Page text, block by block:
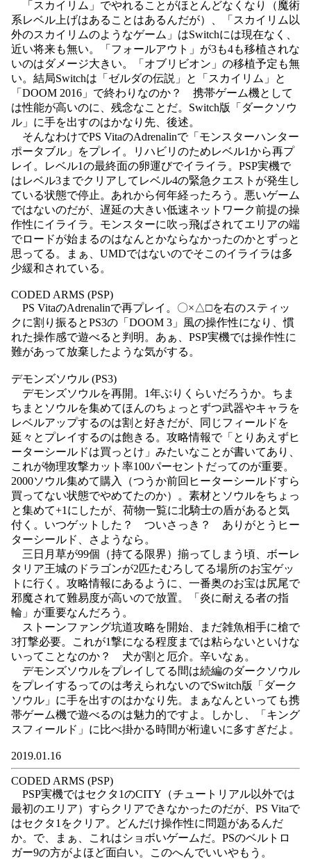
「スカイリム」でやれることがほとんどなくなり（魔術
系レベル上げはあることはあるんだが）、「スカイリム以
外のスカイリムのようなゲーム」はSwitchには現在なく、
近い将来も無い。「フォールアウト」が3も4も移植されな
いのはダメージ大きい。「オブリビオン」の移植予定も無
い。結局Switchは「ゼルダの伝説」と「スカイリム」と
「DOOM 2016」で終わりなのか？ 携帯ゲーム機として
は性能が高いのに、残念なことだ。Switch版「ダークソウ
ル」に手を出すのはかなり先、後述。
そんなわけでPS VitaのAdrenalinで「モンスターハンター
ポータブル」をプレイ。リハビリのためレベル1から再プ
レイ。レベル1の最終面の卵運びでイライラ。PSP実機で
はレベル3までクリアしてレベル4の緊急クエストが発生し
ている状態で停止。あれから何年経ったろう。悪いゲーム
ではないのだが、遅延の大きい低速ネットワーク前提の操
作性にイライラ。モンスターに吹っ飛ばされてエリアの端
でロードが始まるのはなんとかならなかったのかとずっと
思ってる。まぁ、UMDではないのでそこのイライラは多
少緩和されている。
CODED ARMS (PSP)
PS VitaのAdrenalinで再プレイ。〇×△□を右のスティッ
クに割り振るとPS3の「DOOM 3」風の操作性になり、慣
れた操作感で遊べると判明。あぁ、PSP実機では操作性に
難があって放棄したような気がする。
デモンズソウル (PS3)
デモンズソウルを再開。1年ぶりくらいだろうか。ちま
ちまとソウルを集めてほんのちょっとずつ武器やキャラを
レベルアップするのは割と好きだが、同じフィールドを
延々とプレイするのは飽きる。攻略情報で「とりあえずヒ
ーターシールドは買っとけ」みたいなことが書いてあり、
これが物理攻撃カット率100パーセントだってのが重要。
2000ソウル集めて購入（つうか前回ヒーターシールドすら
買ってない状態でやめてたのか）。素材とソウルをちょっ
と集めて+1にしたが、荷物一覧に北騎士の盾があると気
付く。いつゲットした？ ついさっき？ ありがとうヒー
ターシールド、さようなら。
三日月草が99個（持てる限界）揃ってしまう頃、ボーレ
タリア王城のドラゴンが2匹たむろしてる場所のお宝ゲッ
トに行く。攻略情報にあるように、一番奥のお宝は尻尾で
邪魔されて難易度が高いので放置。「炎に耐える者の指
輪」が重要なんだろう。
ストーンファング坑道攻略を開始、まだ雑魚相手に槍で
3打撃必要。これが1撃になる程度までは粘らないといけな
いってことなのか？ 犬が割と厄介。辛いなぁ。
デモンズソウルをプレイしてる間は続編のダークソウル
をプレイするってのは考えられないのでSwitch版「ダーク
ソウル」に手を出すのはかなり先。まぁなんといっても携
帯ゲーム機で遊べるのは魅力的ですよ。しかし、「キング
スフィールド」に比べ掛かる時間が桁違いに多すぎだよ。
2019.01.16
CODED ARMS (PSP)
PSP実機ではセクタ1のCITY（チュートリアル以外では
最初のエリア）すらクリアできなかったのだが、PS Vitaで
はセクタ1をクリア。どんだけ操作性に問題があるんだ
か。で、まぁ、これはショボいゲームだ。PSのベルトロ
ガー9の方がよほど面白い。このへんでいいやもう。